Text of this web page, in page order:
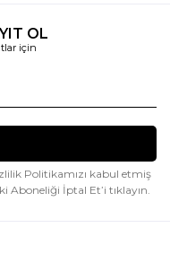
OL
için
Politikamızı kabul etmiş
Aboneliği İptal Et’i tıklayın.